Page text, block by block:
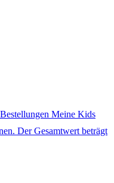
Bestellungen Meine Kids
Der Gesamtwert beträgt